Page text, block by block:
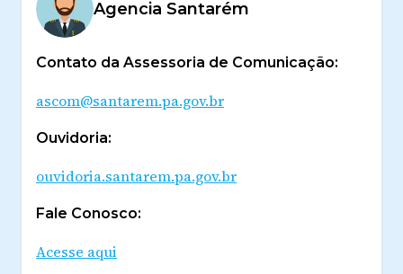
Agencia Santarém
Contato da Assessoria de Comunicação:
ascom@santarem.pa.gov.br
Ouvidoria:
ouvidoria.santarem.pa.gov.br
Fale Conosco:
Acesse aqui